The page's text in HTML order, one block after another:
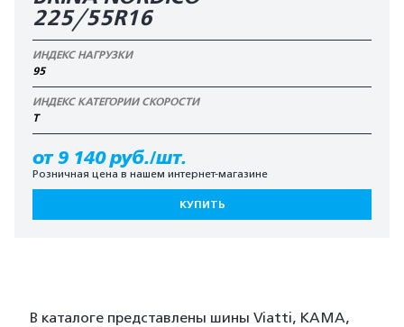
225/55R16
ИНДЕКС НАГРУЗКИ
95
ИНДЕКС КАТЕГОРИИ СКОРОСТИ
T
от 9 140 руб./шт.
Розничная цена в нашем интернет-магазине
КУПИТЬ
В каталоге представлены шины Viatti, KAMA,